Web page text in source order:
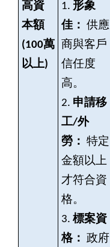
高資
本額
(100萬
以上)
1. 形象
佳： 供應
商與客戶
信任度
高。
2. 申請移
工/外
勞： 特定
金額以上
才符合資
格。
3. 標案資
格： 政府